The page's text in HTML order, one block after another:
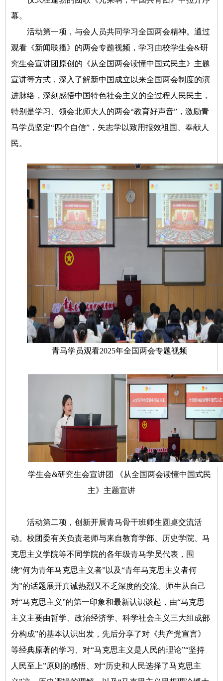
幕。
活动第一项，与会人员共同学习全国两会精神。通过
观看《新闻联播》的两会专题视频，学习由校学生会&研
究生会宣讲团原创的《从全国两会读懂中国式民主》主题
宣讲等方式，深入了解新中国成立以来全国两会制度的演
进脉络，深刻感悟中国特色社会主义的全过程人民民主，
特别是学习、领会北师大人的两会“教育好声音”，激励青
马学员坚定“四个自信”，矢志学以致用报效祖国、奉献人
民。
青马学员观看2025年全国两会专题视频
学生会&研究生会宣讲团 《从全国两会读懂中国式民
主》主题宣讲
活动第二项，创新开展青马骨干班师生圆桌交流活
动。校团委有关负责老师与来自教育学部、历史学院、马
克思主义学院等不同学院的各年级青马学员代表，围
绕“何为青年马克思主义者”以及“青年马克思主义者何
为”的话题展开真诚热烈又不乏深度的交流。师生从自己
对“马克思主义”的第一印象和最新认识谈起，由“马克思
主义主要由哲学、政治经济学、科学社会主义三大组成部
分构成”的基本认识出发，先后分享了对《共产党宣言》
等经典原著的学习、对“马克思主义是人民的理论”“坚持
人民至上”原则的感悟、对“历史和人民选择了马克思主